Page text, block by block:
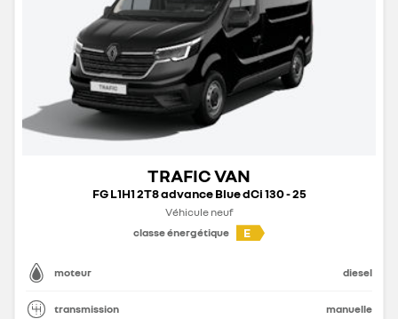
TRAFIC VAN
FG L1H1 2T8 advance Blue dCi 130 - 25
Véhicule neuf
classe énergétique
E
moteur diesel
transmission manuelle